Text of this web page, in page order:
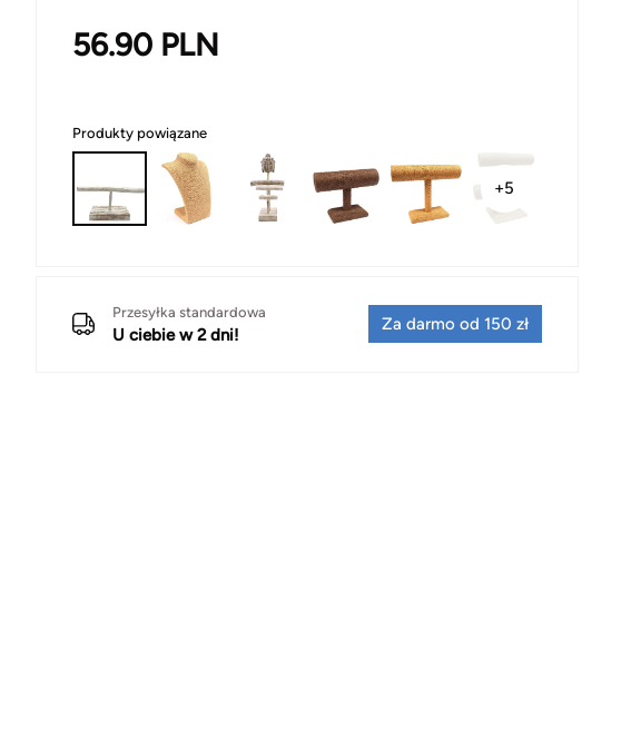
56.90 PLN
Produkty powiązane
+5
Przesyłka standardowa
U ciebie w 2 dni!
Za darmo od 150 zł